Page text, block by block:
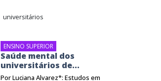
universitários
ENSINO SUPERIOR
Saúde mental dos
universitários de...
Por Luciana Alvarez*: Estudos em